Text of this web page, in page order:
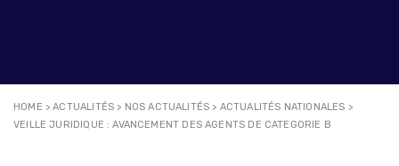
HOME >ACTUALITÉS > NOS ACTUALITÉS > ACTUALITÉS NATIONALES >
VEILLE JURIDIQUE : AVANCEMENT DES AGENTS DE CATEGORIE B